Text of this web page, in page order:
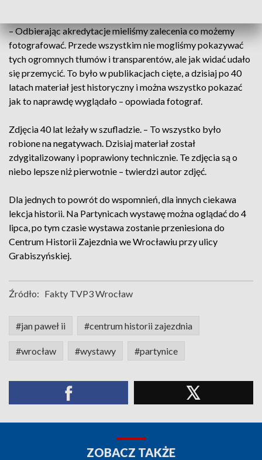
– Odbierając akredytacje mieliśmy zalecenia co możemy
fotografować. Przede wszystkim nie mogliśmy pokazywać
tych ogromnych tłumów i transparentów, ale jak widać udało
się przemycić. To było w publikacjach cięte, a dzisiaj po 40
latach materiał jest historyczny i można wszystko pokazać
jak to naprawdę wyglądało – opowiada fotograf.
Zdjęcia 40 lat leżały w szufladzie. – To wszystko było
robione na negatywach. Dzisiaj materiał został
zdygitalizowany i poprawiony technicznie. Te zdjęcia są o
niebo lepsze niż pierwotnie – twierdzi autor zdjęć.
Dla jednych to powrót do wspomnień, dla innych ciekawa
lekcja historii. Na Partynicach wystawę można oglądać do 4
lipca, po tym czasie wystawa zostanie przeniesiona do
Centrum Historii Zajezdnia we Wrocławiu przy ulicy
Grabiszyńskiej.
Źródło: Fakty TVP3 Wrocław
#jan paweł ii #centrum historii zajezdnia
#wrocław #wystawy #partynice
ZOBACZ TAKŻE